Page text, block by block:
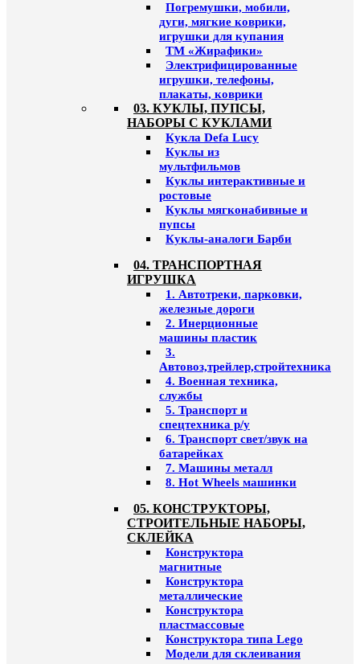
Погремушки, мобили,
дуги, мягкие коврики,
игрушки для купания
ТМ «Жирафики»
Электрифицированные
игрушки, телефоны,
плакаты, коврики
03. КУКЛЫ, ПУПСЫ,
НАБОРЫ С КУКЛАМИ
Кукла Defa Lucy
Куклы из
мультфильмов
Куклы интерактивные и
ростовые
Куклы мягконабивные и
пупсы
Куклы-аналоги Барби
04. ТРАНСПОРТНАЯ
ИГРУШКА
1. Автотреки, парковки,
железные дороги
2. Инерционные
машины пластик
3.
Автовоз,трейлер,стройтехника
4. Военная техника,
службы
5. Транспорт и
спецтехника р/у
6. Транспорт свет/звук на
батарейках
7. Машины металл
8. Hot Wheels машинки
05. КОНСТРУКТОРЫ,
СТРОИТЕЛЬНЫЕ НАБОРЫ,
СКЛЕЙКА
Конструктора
магнитные
Конструктора
металлические
Конструктора
пластмассовые
Конструктора типа Lego
Модели для склеивания